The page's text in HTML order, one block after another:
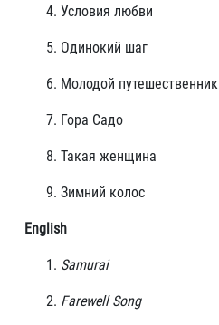
Условия любви
Одинокий шаг
Молодой путешественник
Гора Садо
Такая женщина
Зимний колос
English
Samurai
Farewell Song